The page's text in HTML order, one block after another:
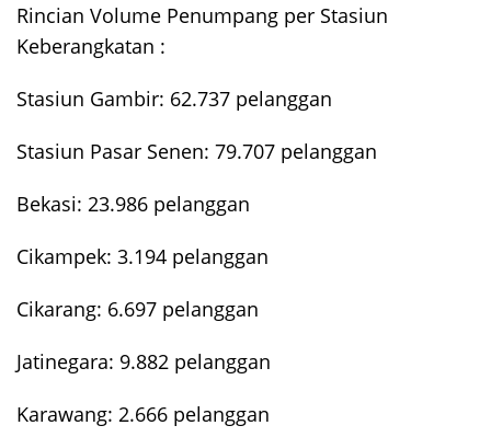
Rincian Volume Penumpang per Stasiun
Keberangkatan :
Stasiun Gambir: 62.737 pelanggan
Stasiun Pasar Senen: 79.707 pelanggan
Bekasi: 23.986 pelanggan
Cikampek: 3.194 pelanggan
Cikarang: 6.697 pelanggan
Jatinegara: 9.882 pelanggan
Karawang: 2.666 pelanggan